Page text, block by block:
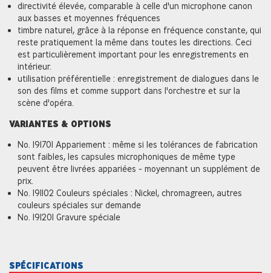
directivité élevée, comparable à celle d'un microphone canon
aux basses et moyennes fréquences
timbre naturel, grâce à la réponse en fréquence constante, qui
reste pratiquement la même dans toutes les directions. Ceci
est particulièrement important pour les enregistrements en
intérieur.
utilisation préférentielle : enregistrement de dialogues dans le
son des films et comme support dans l'orchestre et sur la
scène d'opéra.
VARIANTES & OPTIONS
No. 191701 Appariement : même si les tolérances de fabrication
sont faibles, les capsules microphoniques de même type
peuvent être livrées appariées - moyennant un supplément de
prix.
No. 191102 Couleurs spéciales : Nickel, chromagreen, autres
couleurs spéciales sur demande
No. 191201 Gravure spéciale
SPÉCIFICATIONS